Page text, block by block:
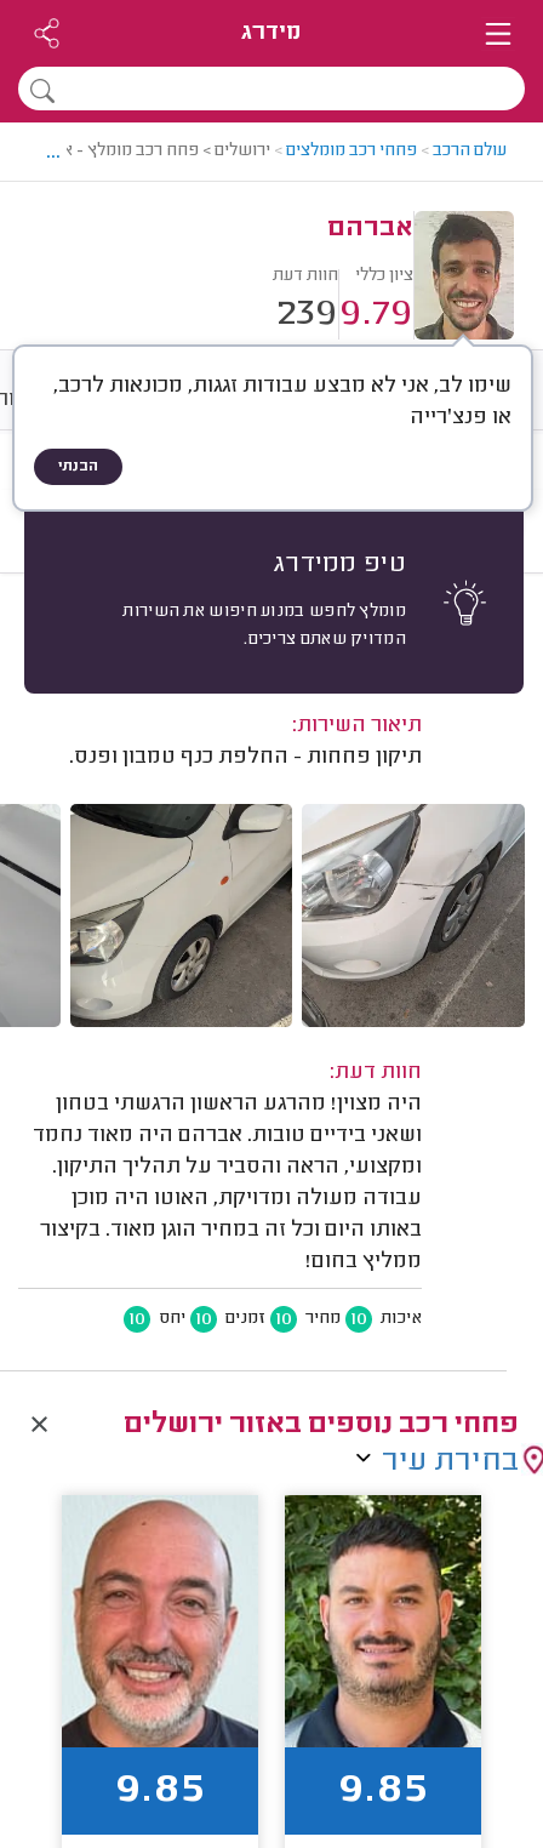
מידרג
עולם הרכב> פחחי רכב מומלצים> ירושלים > פחח רכב מומלץ - אברהם
...
אברהם
ציון כללי
9.79
חוות דעת
239
שימו לב, אני לא מבצע עבודות זגגות, מכונאות לרכב,
או פנצ'רייה
הבנתי
טיפ ממידרג
מומלץ לחפש במנוע חיפוש את השירות
המדויק שאתם צריכים.
חוות דעת ממוצע גלריה
אלכס ל. נתניה.
אשרור: 02/03/2026
תיאור השירות:
תיקון פחחות - החלפת כנף טמבון ופנס.
חוות דעת:
היה מצוין! מהרגע הראשון הרגשתי בטחון
ושאני בידיים טובות. אברהם היה מאוד נחמד
ומקצועי, הראה והסביר על תהליך התיקון.
עבודה מעולה ומדויקת, האוטו היה מוכן
באותו היום וכל זה במחיר הוגן מאוד. בקיצור
ממליץ בחום!
איכות 10 מחיר 10 זמנים 10 יחס 10
10
פחחי רכב נוספים באזור ירושלים
בחירת עיר
9.85
9.85